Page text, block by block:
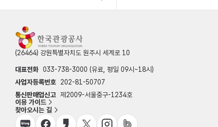
(26464) 강원특별자치도 원주시 세계로 10
대표전화 033-738-3000 (유료, 평일 09시~18시)
사업자등록번호
202-81-50707
통신판매업신고 제2009-서울중구-1234호
이용 가이드
찾아오시는 길